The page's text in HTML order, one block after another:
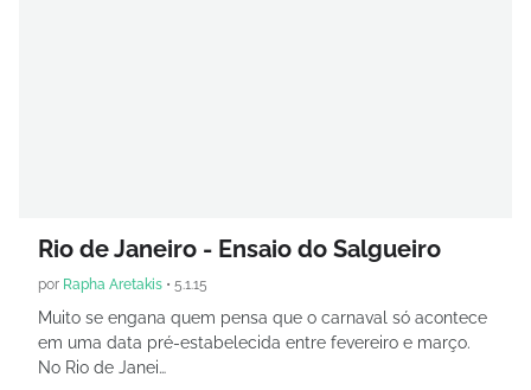
Rio de Janeiro - Ensaio do Salgueiro
por Rapha Aretakis • 5.1.15
Muito se engana quem pensa que o carnaval só acontece
em uma data pré-estabelecida entre fevereiro e março.
No Rio de Janei…